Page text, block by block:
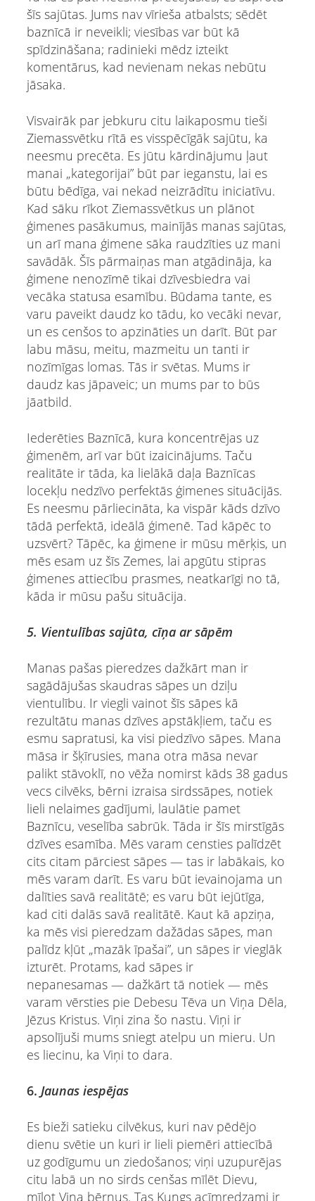
šīs sajūtas. Jums nav vīrieša atbalsts; sēdēt
baznīcā ir neveikli; viesības var būt kā
spīdzināšana; radinieki mēdz izteikt
komentārus, kad nevienam nekas nebūtu
jāsaka.
Visvairāk par jebkuru citu laikaposmu tieši
Ziemassvētku rītā es visspēcīgāk sajūtu, ka
neesmu precēta. Es jūtu kārdinājumu ļaut
manai „kategorijai” būt par ieganstu, lai es
būtu bēdīga, vai nekad neizrādītu iniciatīvu.
Kad sāku rīkot Ziemassvētkus un plānot
ģimenes pasākumus, mainījās manas sajūtas,
un arī mana ģimene sāka raudzīties uz mani
savādāk. Šīs pārmaiņas man atgādināja, ka
ģimene nenozīmē tikai dzīvesbiedra vai
vecāka statusa esamību. Būdama tante, es
varu paveikt daudz ko tādu, ko vecāki nevar,
un es cenšos to apzināties un darīt. Būt par
labu māsu, meitu, mazmeitu un tanti ir
nozīmīgas lomas. Tās ir svētas. Mums ir
daudz kas jāpaveic; un mums par to būs
jāatbild.
Iederēties Baznīcā, kura koncentrējas uz
ģimenēm, arī var būt izaicinājums. Taču
realitāte ir tāda, ka lielākā daļa Baznīcas
locekļu nedzīvo perfektās ģimenes situācijās.
Es neesmu pārliecināta, ka vispār kāds dzīvo
tādā perfektā, ideālā ģimenē. Tad kāpēc to
uzsvērt? Tāpēc, ka ģimene ir mūsu mērķis, un
mēs esam uz šīs Zemes, lai apgūtu stipras
ģimenes attiecību prasmes, neatkarīgi no tā,
kāda ir mūsu pašu situācija.
5. Vientulības sajūta, cīņa ar sāpēm
Manas pašas pieredzes dažkārt man ir
sagādājušas skaudras sāpes un dziļu
vientulību. Ir viegli vainot šīs sāpes kā
rezultātu manas dzīves apstākļiem, taču es
esmu sapratusi, ka visi piedzīvo sāpes. Mana
māsa ir šķīrusies, mana otra māsa nevar
palikt stāvoklī, no vēža nomirst kāds 38 gadus
vecs cilvēks, bērni izraisa sirdssāpes, notiek
lieli nelaimes gadījumi, laulātie pamet
Baznīcu, veselība sabrūk. Tāda ir šīs mirstīgās
dzīves esamība. Mēs varam censties palīdzēt
cits citam pārciest sāpes — tas ir labākais, ko
mēs varam darīt. Es varu būt ievainojama un
dalīties savā realitātē; es varu būt iejūtīga,
kad citi dalās savā realitātē. Kaut kā apziņa,
ka mēs visi pieredzam dažādas sāpes, man
palīdz kļūt „mazāk īpašai”, un sāpes ir vieglāk
izturēt. Protams, kad sāpes ir
nepanesamas — dažkārt tā notiek — mēs
varam vērsties pie Debesu Tēva un Viņa Dēla,
Jēzus Kristus. Viņi zina šo nastu. Viņi ir
apsolījuši mums sniegt atelpu un mieru. Un
es liecinu, ka Viņi to dara.
6. Jaunas iespējas
Es bieži satieku cilvēkus, kuri nav pēdējo
dienu svētie un kuri ir lieli piemēri attiecībā
uz godīgumu un ziedošanos; viņi uzupurējas
citu labā un no sirds cenšas mīlēt Dievu,
mīlot Viņa bērnus. Tas Kungs acīmredzami ir